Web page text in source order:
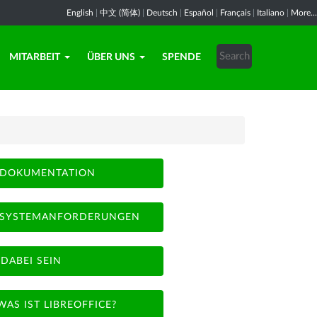
English 中文 (简体) Deutsch Español Français Italiano More...
MITARBEIT ÜBER UNS SPENDE
DOKUMENTATION
SYSTEMANFORDERUNGEN
DABEI SEIN
IST LIBREOFFICE?